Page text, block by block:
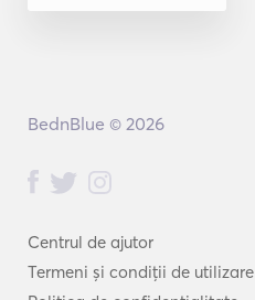
Centrul de ajutor
Termeni și condiții de utilizare
BednBlue © 2026